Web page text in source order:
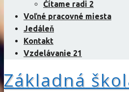
Čítame radi 2
Voľné pracovné miesta
Jedáleň
Kontakt
Vzdelávanie 21
Základná